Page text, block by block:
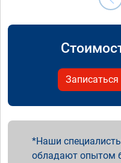
Записаться
Наши
обладают опытом